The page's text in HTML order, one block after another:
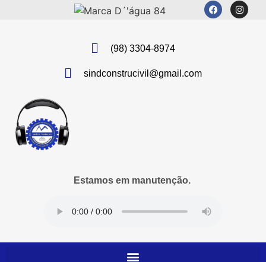
(98) 3304-8974
sindconstrucivil@gmail.com
Estamos em manutenção.